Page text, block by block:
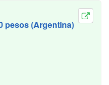
pesos (Argentina)